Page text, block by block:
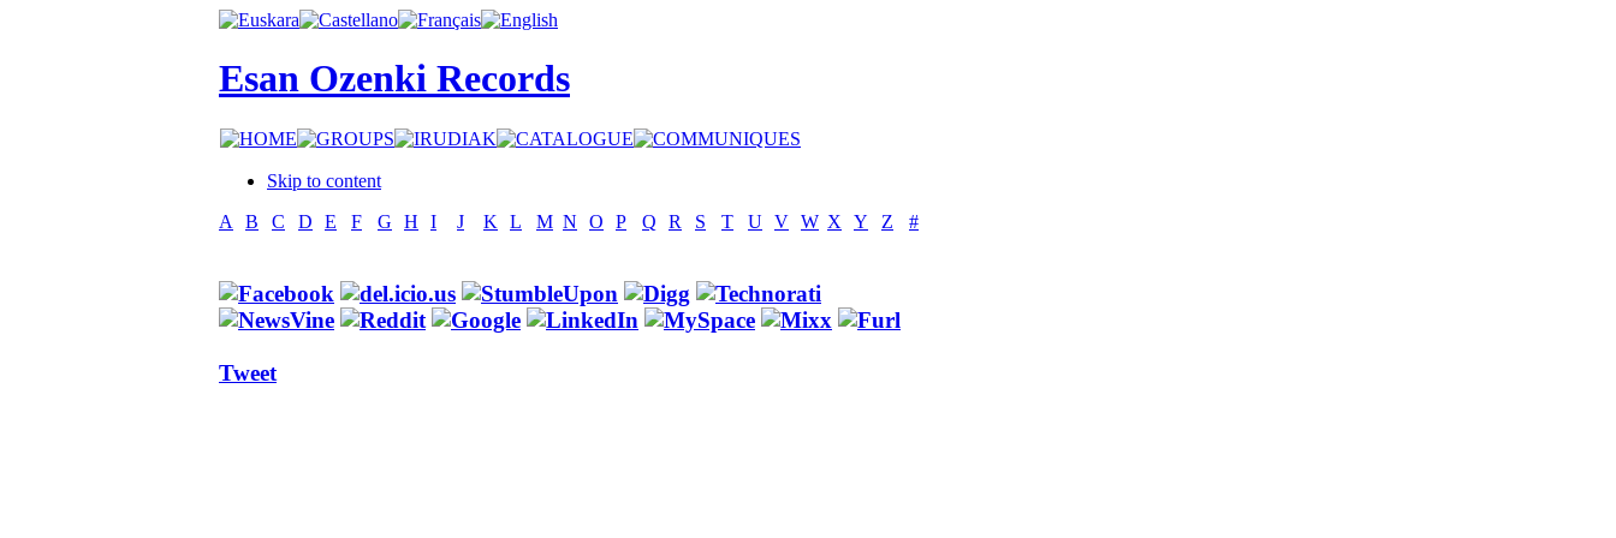
Esan Ozenki Records
Skip to content
A
B C D E F G H I J K L M N O P Q R S T U V W X Y Z #
Tweet